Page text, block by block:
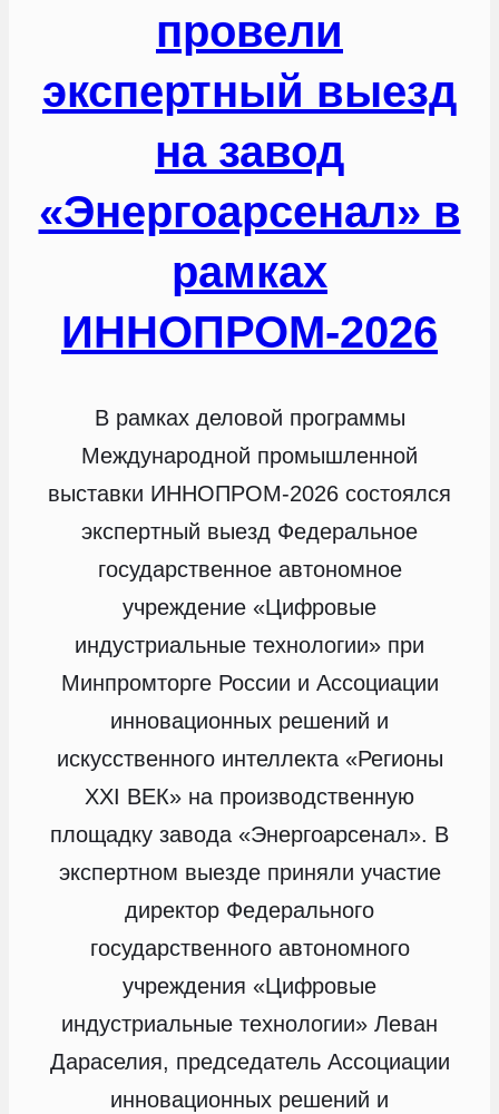
провели
экспертный выезд
на завод
«Энергоарсенал» в
рамках
ИННОПРОМ-2026
В рамках деловой программы
Международной промышленной
выставки ИННОПРОМ-2026 состоялся
экспертный выезд Федеральное
государственное автономное
учреждение «Цифровые
индустриальные технологии» при
Минпромторге России и Ассоциации
инновационных решений и
искусственного интеллекта «Регионы
XXI ВЕК» на производственную
площадку завода «Энергоарсенал». В
экспертном выезде приняли участие
директор Федерального
государственного автономного
учреждения «Цифровые
индустриальные технологии» Леван
Дараселия, председатель Ассоциации
инновационных решений и